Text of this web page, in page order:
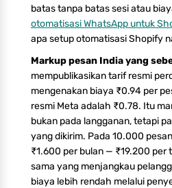
batas tanpa batas sesi atau
otomatisasi WhatsApp untuk
apa setup otomatisasi Shopify
Markup pesan India yang
mempublikasikan tarif resmi
mengenakan biaya ₹0.94 per
resmi Meta adalah ₹0.78. Itu
bukan pada langganan, tetapi
yang dikirim. Pada 10.000
₹1.600 per bulan — ₹19.200
sama yang menjangkau
biaya lebih rendah melalui